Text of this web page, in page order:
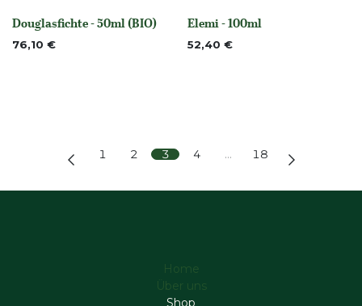
None
Douglasfichte - 50ml (BIO)
76,10 € None
Elemi - 100ml
52,40 €
1 2 3 4 … 18
Home
Über uns
Shop